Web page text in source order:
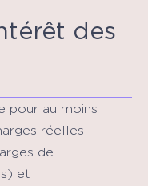
des
pour au moins
réelles
de
et